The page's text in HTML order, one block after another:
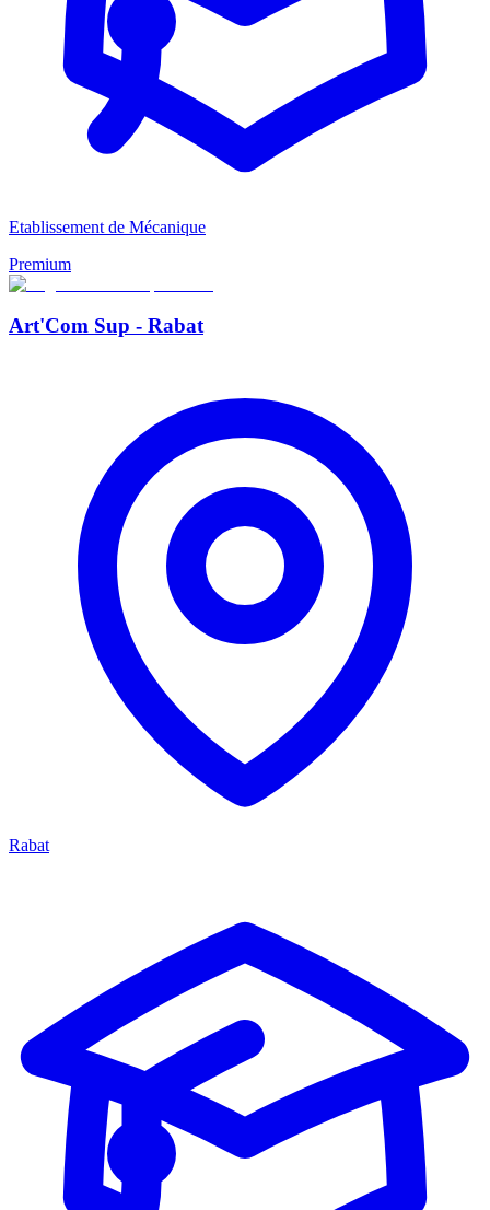
Etablissement de Mécanique
Premium
Art'Com Sup - Rabat
Rabat